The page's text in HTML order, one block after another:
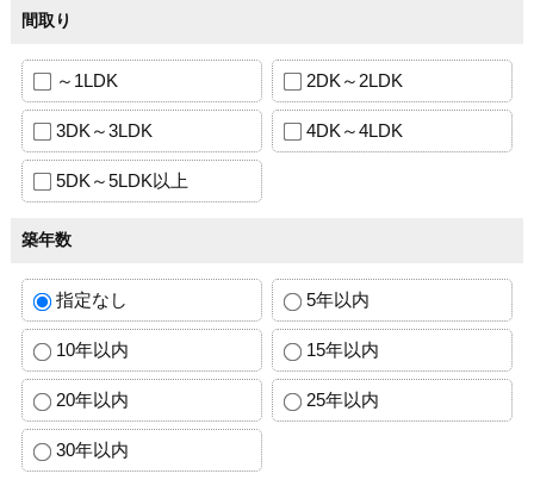
間取り
～1LDK 2DK～2LDK
3DK～3LDK 4DK～4LDK
5DK～5LDK以上
築年数
指定なし 5年以内
10年以内 15年以内
20年以内 25年以内
30年以内